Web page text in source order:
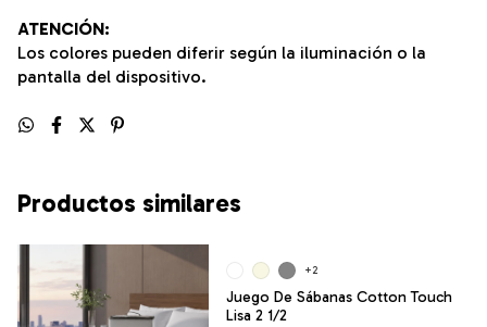
ATENCIÓN:
Los colores pueden diferir según la iluminación o la
pantalla del dispositivo.
Productos similares
Juego De Sábanas Cotton Touch
Lisa 2 1/2
+2